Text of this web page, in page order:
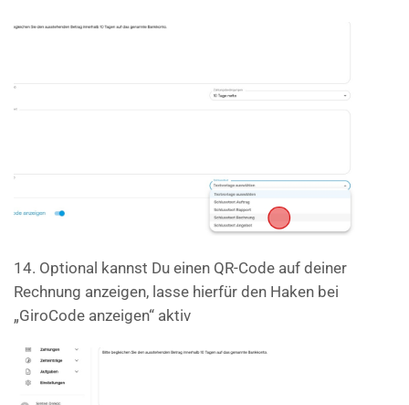
14. Optional kannst Du einen QR-Code auf deiner
Rechnung anzeigen, lasse hierfür den Haken bei
„GiroCode anzeigen“ aktiv